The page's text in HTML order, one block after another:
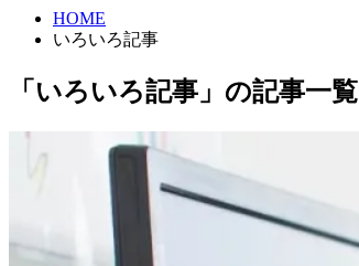
HOME
いろいろ記事
「いろいろ記事」の記事一覧